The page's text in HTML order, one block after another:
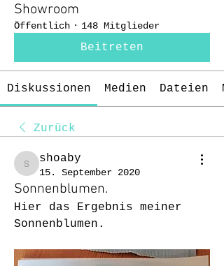
Showroom
Öffentlich · 148 Mitglieder
Beitreten
Diskussionen Medien Dateien
Zurück
shoaby
shoaby
15. September 2020
Sonnenblumen.
Hier das Ergebnis meiner
Sonnenblumen.